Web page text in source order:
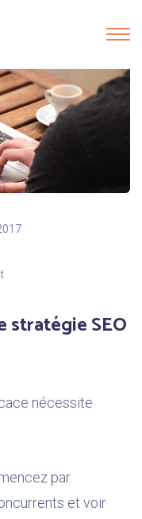
stratégie SEO
nécessite
par
et voir